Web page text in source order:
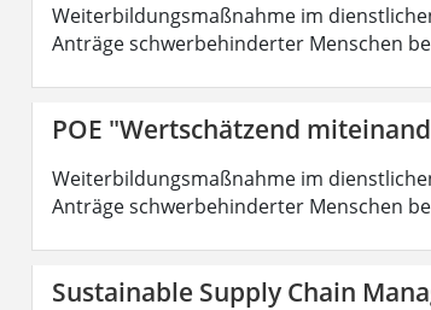
Weiterbildungsmaßnahme im
Anträge schwerbehinderter Menschen
POE "Wertschätzend
Weiterbildungsmaßnahme im
Anträge schwerbehinderter Menschen
Sustainable Supply Chain